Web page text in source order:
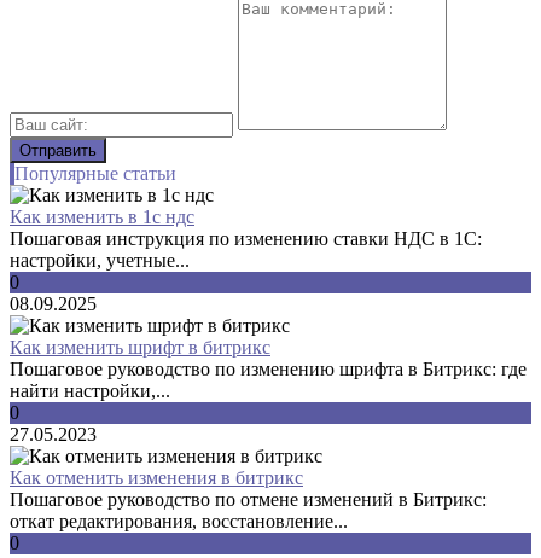
Популярные статьи
Как изменить в 1с ндс
Пошаговая инструкция по изменению ставки НДС в 1С:
настройки, учетные...
0
08.09.2025
Как изменить шрифт в битрикс
Пошаговое руководство по изменению шрифта в Битрикс: где
найти настройки,...
0
27.05.2023
Как отменить изменения в битрикс
Пошаговое руководство по отмене изменений в Битрикс:
откат редактирования, восстановление...
0